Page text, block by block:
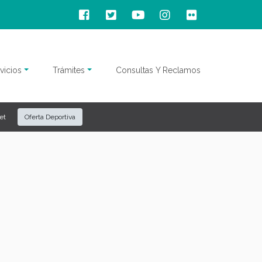
Trámites Consultas Y Reclamos
Oferta Deportiva